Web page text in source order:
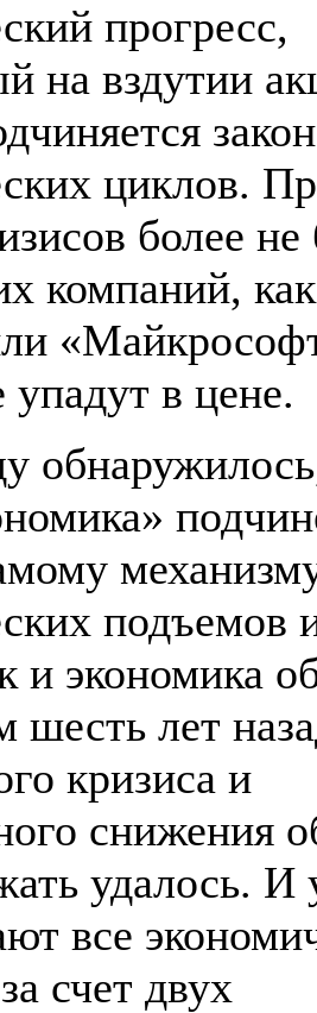
прогресс,
на вздутии
циклов.
более не
компаний, как
упадут в цене.
подъемов
и экономика
лет
кризиса и
снижения
удалось. И
все
счет двух